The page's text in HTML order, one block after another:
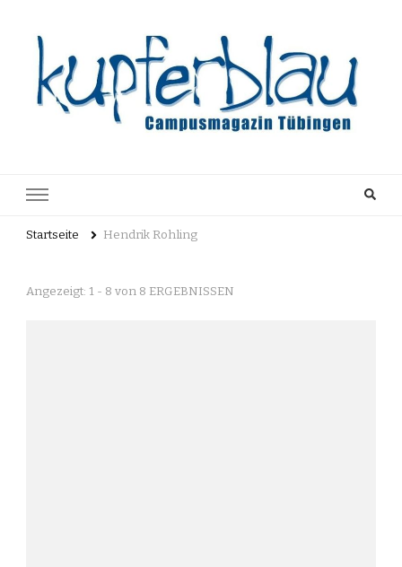
Archiv
Startseite Hendrik Rohling
Angezeigt: 1 - 8 von 8 ERGEBNISSEN